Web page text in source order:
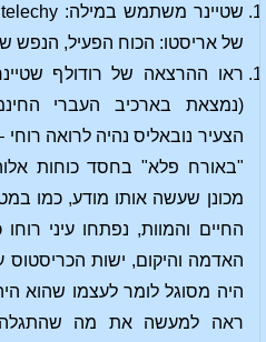
של אריסטו: הכוח הפעיל, הנפש
(נמצאת בארכיב העברי
הצעיר נובאליס נהיה לרואה
"באורח פלא" בחסד כוחות
מכונן שעשה אותו מודע, כמו
החיים והמוות, נפתחו עיני
האדמה והיקום, ישות הכריסטוס
היה מסוגל לומר לעצמו שהוא
ראה למעשה את מה